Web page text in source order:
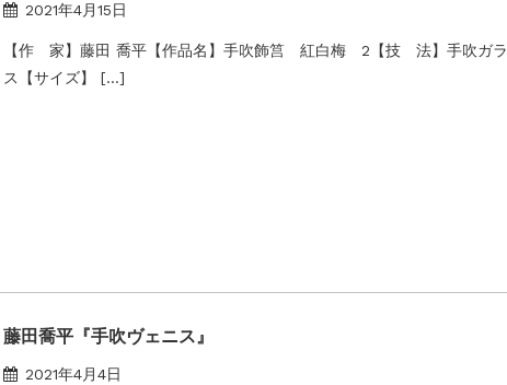
2021年4月15日
【作 家】藤田 喬平【作品名】手吹飾筥 紅白梅 2【技 法】手吹ガラ
ス【サイズ】 […]
藤田喬平『手吹ヴェニス』
2021年4月4日